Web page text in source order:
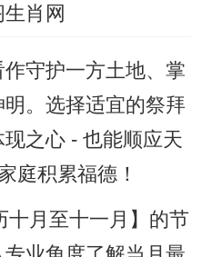
肖网
守护一方土地、掌
。选择适宜的祭拜
之心 - 也能顺应天
庭积累福德！
十月至十一月】的节